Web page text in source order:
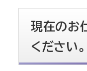
現在のお
ください。